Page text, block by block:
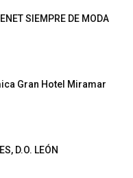
SIEMPRE DE MODA
Gran Hotel Miramar
D.O. LEÓN